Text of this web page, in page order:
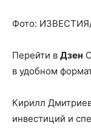
Фото:
Перейти в Дзен
в удобном
Кирилл
инвестиций и